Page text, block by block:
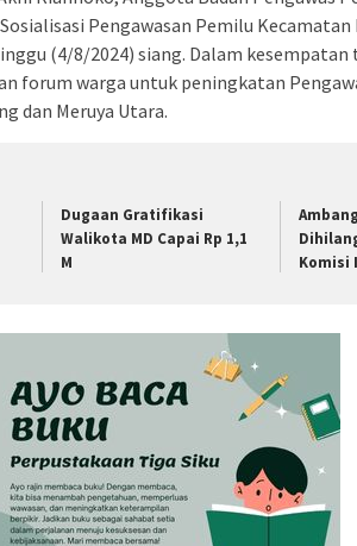
Pengawasan Pemilu
(4/8/2024) siang. Dalam
forum warga untuk peningkatan
dan Meruya Utara.
Dugaan Gratifikasi
Walikota MD Capai Rp 1,1
M
Komisi